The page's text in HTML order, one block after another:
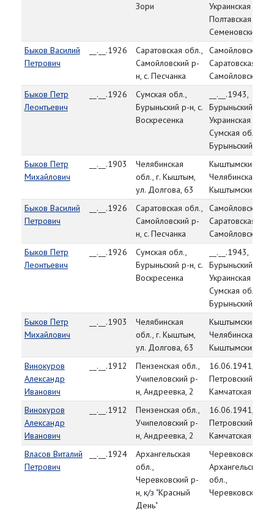
Зори
Украинская ССР,
Полтавская обл.,
Семеновский р-н
Быков Василий
Петрович
__.__.1926
Саратовская обл.,
Самойловский р-
н, с. Песчанка
Самойловский
Саратовская
Самойловский
Быков Петр
Леонтьевич
__.__.1926
Сумская обл.,
Бурыньский р-н, с.
Воскресенка
__.__.1943,
Бурыньский РВК,
Украинская ССР,
Сумская обл.,
Бурыньский р-н
Быков Петр
Михайлович
__.__.1903
Челябинская
обл., г. Кыштым,
ул. Долгова, 63
Кыштымский
Челябинская
Кыштымский р-н
Быков Василий
Петрович
__.__.1926
Саратовская обл.,
Самойловский р-
н, с. Песчанка
Самойловский
Саратовская
Самойловский
Быков Петр
Леонтьевич
__.__.1926
Сумская обл.,
Бурыньский р-н, с.
Воскресенка
__.__.1943,
Бурыньский РВК,
Украинская ССР,
Сумская обл.,
Бурыньский р-н
Быков Петр
Михайлович
__.__.1903
Челябинская
обл., г. Кыштым,
ул. Долгова, 63
Кыштымский
Челябинская
Кыштымский р-н
Винокуров
Александр
Иванович
__.__.1912
Пензенская обл.,
Учипеловский р-
н, Андреевка, 2
16.06.1941,
Петровский РВК,
Камчатская обл.
Винокуров
Александр
Иванович
__.__.1912
Пензенская обл.,
Учипеловский р-
н, Андреевка, 2
16.06.1941,
Петровский РВК,
Камчатская обл.
Власов Виталий
Петрович
__.__.1924
Архангельская
обл.,
Черевковский р-
н, к/з "Красный
День"
Черевковский
Архангельская
обл.,
Черевковский р-